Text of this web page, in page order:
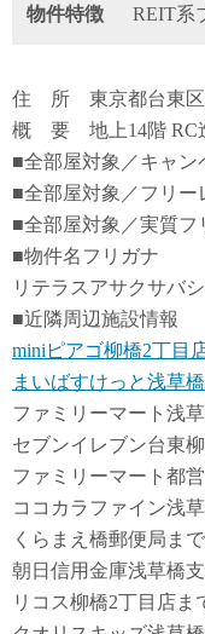
物件特徴 REIT系
住 所 東京都台東区
概 要 地上14階 RC
■全部屋対象／キャン
■全部屋対象／フリー
■全部屋対象／実質フ
■物件名フリガナ
リテラスアサクサバ
■近隣周辺施設情報
miniピアゴ柳橋2丁目
まいばすけっと浅草
ファミリーマート浅
セブンイレブン台東
ファミリーマート都
ココカラファイン浅
くらまえ橋郵便局ま
朝日信用金庫浅草橋
リコス柳橋2丁目店ま